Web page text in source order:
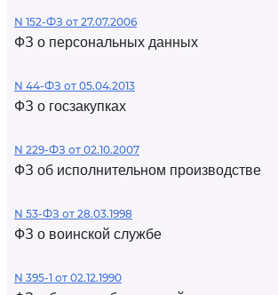
N 152-ФЗ от 27.07.2006
ФЗ о персональных данных
N 44-ФЗ от 05.04.2013
ФЗ о госзакупках
N 229-ФЗ от 02.10.2007
ФЗ об исполнительном производстве
N 53-ФЗ от 28.03.1998
ФЗ о воинской службе
N 395-1 от 02.12.1990